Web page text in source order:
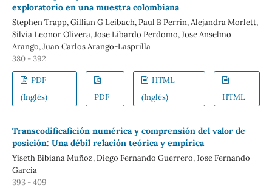
exploratorio en una muestra colombiana
Stephen Trapp, Gillian G Leibach, Paul B Perrin, Alejandra Morlett,
Silvia Leonor Olivera, Jose Libardo Perdomo, Jose Anselmo
Arango, Juan Carlos Arango-Lasprilla
380 - 392
PDF
(Inglés)
PDF
HTML
(Inglés)
HTML
Transcodificafición numérica y comprensión del valor de
posición: Una débil relación teórica y empírica
Yiseth Bibiana Muñoz, Diego Fernando Guerrero, Jose Fernando
Garcia
393 - 409